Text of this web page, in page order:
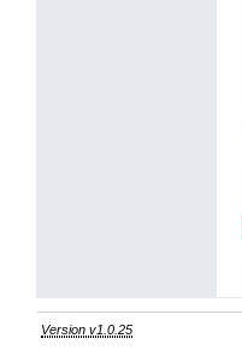
Version v1.0.25